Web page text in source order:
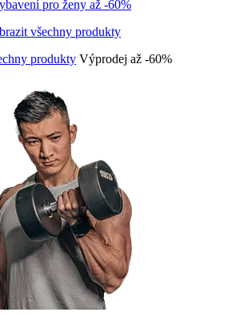
pro ženy až -60%
produkty Výprodej až -60%